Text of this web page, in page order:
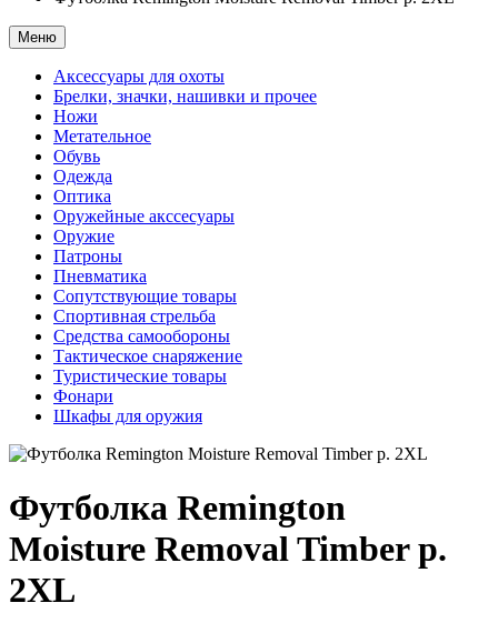
Меню
Аксессуары для охоты
Брелки, значки, нашивки и прочее
Ножи
Метательное
Обувь
Одежда
Оптика
Оружейные акссесуары
Оружие
Патроны
Пневматика
Сопутствующие товары
Спортивная стрельба
Средства самообороны
Тактическое снаряжение
Туристические товары
Фонари
Шкафы для оружия
Футболка Remington
Moisture Removal Timber р.
2XL